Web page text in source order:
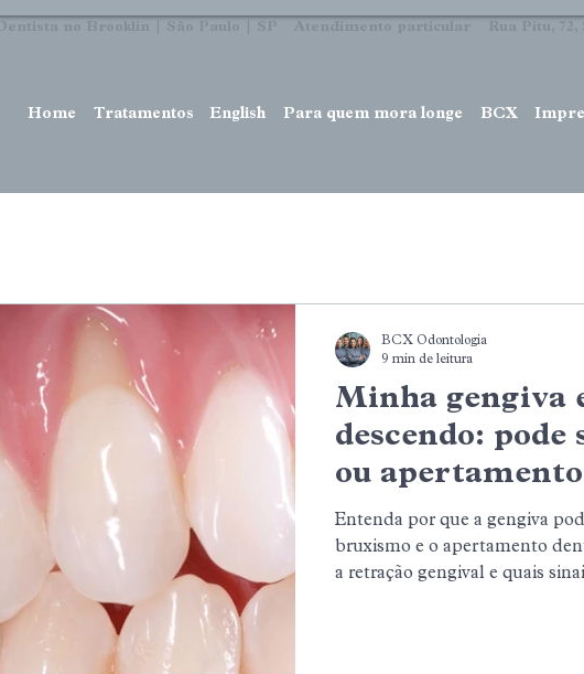
Dentista no Brooklin | São Paulo | SP Atendimento particular Rua Pitu, 72,
Home Tratamentos English Para quem mora longe BCX
Minha gengiva
descendo:
ou
Entenda por que a gengiva
bruxismo e o apertamento
a retração gengival e quais
BCX Odontologia
9 min de leitura